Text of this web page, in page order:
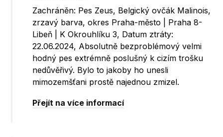
Zachráněn: Pes Zeus, Belgický ovčák Malinois,
zrzavý barva, okres Praha-město | Praha 8-
Libeň | K Okrouhlíku 3, Datum ztráty:
22.06.2024, Absolutně bezproblémový velmi
hodný pes extrémně poslušný k cizím trošku
nedůvěřivý. Bylo to jakoby ho unesli
mimozemšťani prostě najednou zmizel.
Přejít na více informací